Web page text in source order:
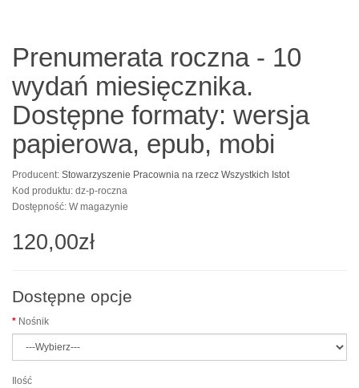
Prenumerata roczna - 10
wydań miesięcznika.
Dostępne formaty: wersja
papierowa, epub, mobi
Producent: Stowarzyszenie Pracownia na rzecz Wszystkich Istot
Kod produktu: dz-p-roczna
Dostępność: W magazynie
120,00zł
Dostępne opcje
Nośnik
Ilość